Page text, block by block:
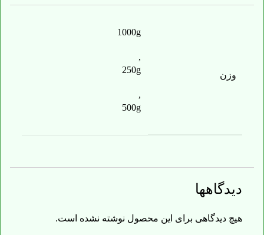
وزن
1000g
,
250g
,
500g
دیدگاهها
هیچ دیدگاهی برای این محصول نوشته نشده است.